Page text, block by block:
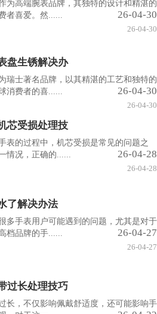
为高端腕表品牌，其独特的设计和精湛的
者喜爱。然......
26-04-30
26-04-30
盘生锈解决办
瑞士著名品牌，以其精湛的工艺和独特的
消费者的喜......
26-04-30
26-04-30
芯受损处理技
表的过程中，机芯受损是常见的问题之
情况，正确的......
26-04-28
26-04-28
了解决办法
多手表用户可能遇到的问题，尤其是对于
档品牌的手......
26-04-27
26-04-27
过长处理技巧
长，不仅影响佩戴舒适度，还可能影响手